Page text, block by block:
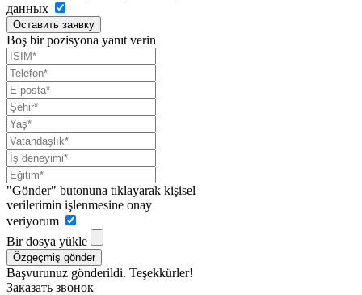
данных
Оставить заявку
Boş bir pozisyona yanıt verin
"Gönder" butonuna tıklayarak kişisel
verilerimin işlenmesine onay
veriyorum
Bir dosya yükle
Özgeçmiş gönder
Başvurunuz gönderildi. Teşekkürler!
Заказать звонок